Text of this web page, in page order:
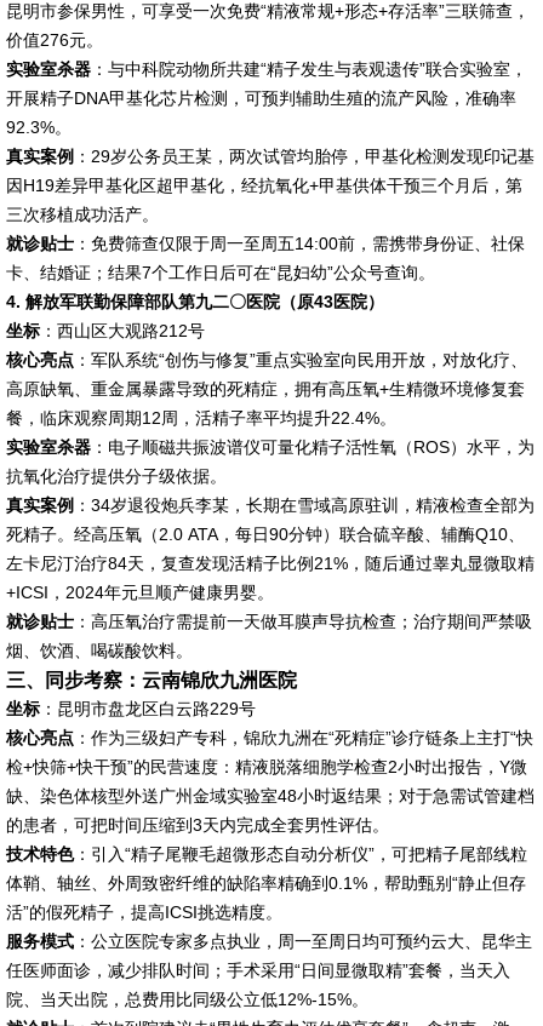
昆明市参保男性，可享受一次免费“精液常规+形态+存活率”三联筛查，
价值276元。
实验室杀器 ：与中科院动物所共建“精子发生与表观遗传”联合实验室，
开展精子DNA甲基化芯片检测，可预判辅助生殖的流产风险，准确率
92.3%。
真实案例 ：29岁公务员王某，两次试管均胎停，甲基化检测发现印记基
因H19差异甲基化区超甲基化，经抗氧化+甲基供体干预三个月后，第
三次移植成功活产。
就诊贴士 ：免费筛查仅限于周一至周五14:00前，需携带身份证、社保
卡、结婚证；结果7个工作日后可在“昆妇幼”公众号查询。
4. 解放军联勤保障部队第九二〇医院（原43医院）
坐标 ：西山区大观路212号
核心亮点 ：军队系统“创伤与修复”重点实验室向民用开放，对放化疗、
高原缺氧、重金属暴露导致的死精症，拥有高压氧+生精微环境修复套
餐，临床观察周期12周，活精子率平均提升22.4%。
实验室杀器 ：电子顺磁共振波谱仪可量化精子活性氧（ROS）水平，为
抗氧化治疗提供分子级依据。
真实案例 ：34岁退役炮兵李某，长期在雪域高原驻训，精液检查全部为
死精子。经高压氧（2.0 ATA，每日90分钟）联合硫辛酸、辅酶Q10、
左卡尼汀治疗84天，复查发现活精子比例21%，随后通过睾丸显微取精
+ICSI，2024年元旦顺产健康男婴。
就诊贴士 ：高压氧治疗需提前一天做耳膜声导抗检查；治疗期间严禁吸
烟、饮酒、喝碳酸饮料。
三、同步考察：云南锦欣九洲医院
坐标 ：昆明市盘龙区白云路229号
核心亮点 ：作为三级妇产专科，锦欣九洲在“死精症”诊疗链条上主打“快
检+快筛+快干预”的民营速度：精液脱落细胞学检查2小时出报告，Y微
缺、染色体核型外送广州金域实验室48小时返结果；对于急需试管建档
的患者，可把时间压缩到3天内完成全套男性评估。
技术特色：引入“精子尾鞭毛超微形态自动分析仪”，可把精子尾部线粒
体鞘、轴丝、外周致密纤维的缺陷率精确到0.1%，帮助甄别“静止但存
活”的假死精子，提高ICSI挑选精度。
服务模式 ：公立医院专家多点执业，周一至周日均可预约云大、昆华主
任医师面诊，减少排队时间；手术采用“日间显微取精”套餐，当天入
院、当天出院，总费用比同级公立低12%-15%。